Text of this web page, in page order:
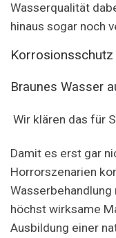
Wasserqualität
hinaus sogar noch
Korrosionsschutz
Braunes Wasser
Wir klären das für
Damit es erst gar
Horrorszenarien
höchst wirksame
Ausbildung einer